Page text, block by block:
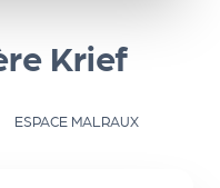
Krief
ESPACE MALRAUX